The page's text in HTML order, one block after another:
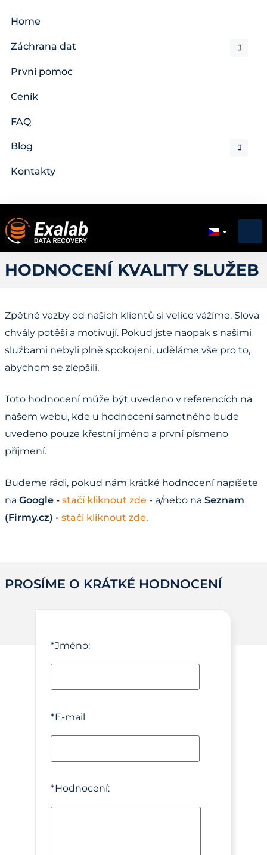
Home
Záchrana dat
První pomoc
Ceník
FAQ
Blog
Kontakty
HODNOCENÍ KVALITY SLUŽEB
Zpětné vazby od našich klientů si velice vážíme. Slova
chvály potěší a motivují. Pokud jste naopak s našimi
službami nebyli plně spokojeni, uděláme vše pro to,
abychom se zlepšili.
Toto hodnocení může být uvedeno v referencích na
našem webu, kde u hodnocení samotného bude
uvedeno pouze křestní jméno a první písmeno
příjmení.
Budeme rádi, pokud nám krátké hodnocení napíšete
na Google - stačí kliknout zde - a/nebo na Seznam
(Firmy.cz) - stačí kliknout zde.
PROSÍME O KRÁTKÉ HODNOCENÍ
*Jméno:
*E-mail
*Hodnocení: